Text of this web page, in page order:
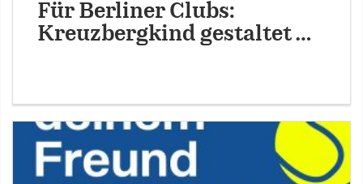
Für Berliner Clubs:
Kreuzbergkind gestaltet …